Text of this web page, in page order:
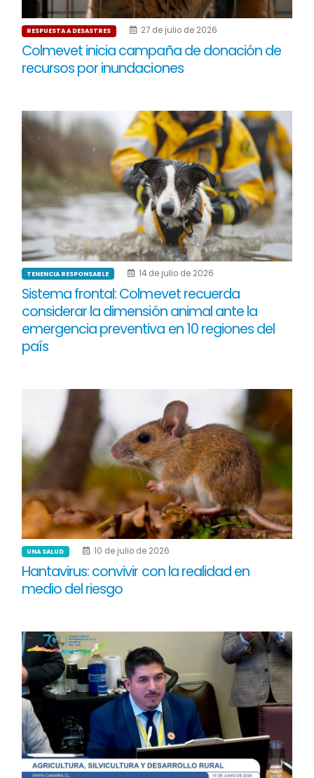
RESPUESTA A DESASTRES 27 de julio de 2026
Colmevet inicia campaña de donación de
recursos por inundaciones
TENENCIA RESPONSABLE 14 de julio de 2026
Sistema frontal: Colmevet recuerda
considerar la dimensión animal ante la
emergencia preventiva en 10 regiones del
país
UNA SALUD 10 de julio de 2026
Hantavirus: convivir con la realidad en
medio del riesgo